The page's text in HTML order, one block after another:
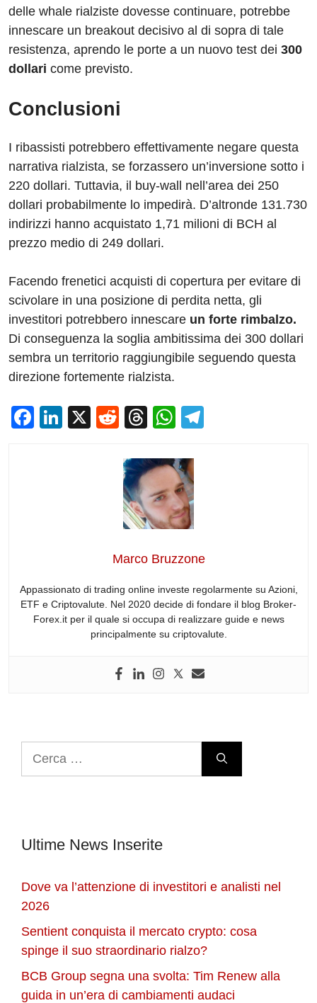
delle whale rialziste dovesse continuare, potrebbe
innescare un breakout decisivo al di sopra di tale
resistenza, aprendo le porte a un nuovo test dei 300
dollari come previsto.
Conclusioni
I ribassisti potrebbero effettivamente negare questa
narrativa rialzista, se forzassero un’inversione sotto i
220 dollari. Tuttavia, il buy-wall nell’area dei 250
dollari probabilmente lo impedirà. D’altronde 131.730
indirizzi hanno acquistato 1,71 milioni di BCH al
prezzo medio di 249 dollari.
Facendo frenetici acquisti di copertura per evitare di
scivolare in una posizione di perdita netta, gli
investitori potrebbero innescare un forte rimbalzo.
Di conseguenza la soglia ambitissima dei 300 dollari
sembra un territorio raggiungibile seguendo questa
direzione fortemente rialzista.
F
Li
X
R
d
di
t
T
e
a
d
s
W
at
s
A
p
p
Marco Bruzzone
Appassionato di trading online investe regolarmente su Azioni,
ETF e Criptovalute. Nel 2020 decide di fondare il blog Broker-
Forex.it per il quale si occupa di realizzare guide e news
principalmente su criptovalute.
Ultime News Inserite
Dove va l’attenzione di investitori e analisti nel
2026
Sentient conquista il mercato crypto: cosa
spinge il suo straordinario rialzo?
BCB Group segna una svolta: Tim Renew alla
guida in un’era di cambiamenti audaci